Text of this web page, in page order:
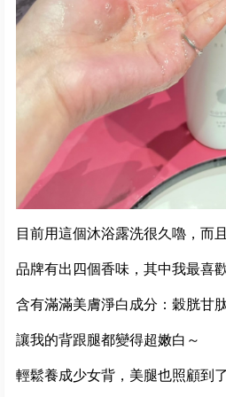
目前用這個沐浴露洗很久嚕，而
品牌有出四個香味，其中我最喜
含有滿滿美膚淨白成分：穀胱甘
讓我的背跟腿都變得超嫩白～
輕鬆養成少女背，美腿也照顧到了